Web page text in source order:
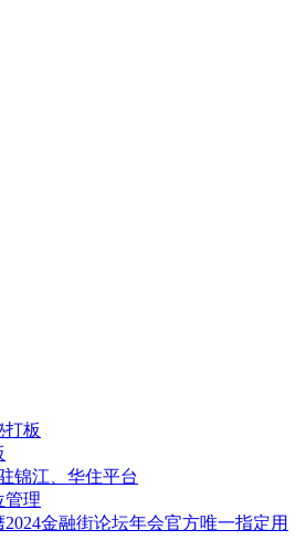
打板
锦江、华住平台
管理
金融街论坛年会官方唯一指定用